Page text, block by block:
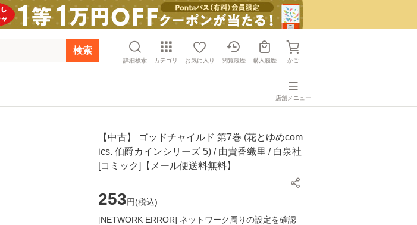
検索
詳細検索 カテゴリ お気に入り 閲覧履歴 購入履歴 かご
店舗メニュー
【中古】 ゴッドチャイルド 第7巻 (花とゆめcom
ics. 伯爵カインシリーズ 5) / 由貴香織里 / 白泉社
[コミック]【メール便送料無料】
253円(税込)
[NETWORK ERROR] ネットワーク周りの設定を確認